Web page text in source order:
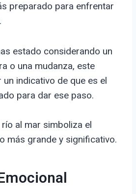
preparado para enfrentar
estado considerando un
o una mudanza, este
indicativo de que es el
para dar ese paso.
al mar simboliza el
más grande y significativo.